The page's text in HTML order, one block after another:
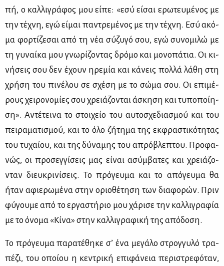
πή, ο καλ­λι­γρά­φος μου εί­πε: «εσύ εί­σαι ερω­τευ­μέ­νος με
την τέ­χνη, εγώ εί­μαι πα­ντρε­μέ­νος με την τέ­χνη. Εσύ ακό­
μα φορ­τί­ζε­σαι από τη νέα σύ­ζυ­γό σου, εγώ συ­νο­μι­λώ με
τη γυ­ναί­κα μου γνω­ρί­ζο­ντας δρό­μο και μο­νο­πά­τια. Οι κι­
νή­σεις σου δεν έχουν ηρε­μία και κά­νεις πολ­λά λά­θη στη
χρή­ση του πι­νέ­λου σε σχέ­ση με το σώ­μα σου. Οι επι­μέ­
ρους χει­ρο­νο­μί­ες σου χρειά­ζο­νται άσκη­ση και τυ­πο­ποί­η­
ση». Αντέ­τει­να το στοι­χείο του αυ­το­σχε­δια­σμού και του
πει­ρα­μα­τι­σμού, και το όλο ζή­τη­μα της εκ­φρα­στι­κό­τη­τας
του τυ­χαί­ου, και της δύ­να­μης του απρό­βλε­πτου. Προ­φα­
νώς, οι προ­σεγ­γί­σεις μας εί­ναι ασύμ­βα­τες και χρειά­ζο­
νταν διευ­κρι­νί­σεις. Το πρό­γευ­μα και το από­γευ­μα θα
ήταν αφιε­ρω­μέ­να στην οριο­θέ­τη­ση των δια­φο­ρών. Πριν
φύ­γου­με από το ερ­γα­στή­ριο μου χά­ρι­σε την καλ­λι­γρα­φία
με το όνο­μα «Κί­να» στην καλ­λι­γρα­φι­κή της από­δο­ση.
Το πρό­γευ­μα πα­ρα­τέ­θη­κε σ’ ένα με­γά­λο στρογ­γυ­λό τρα­
πέ­ζι, του οποί­ου η κε­ντρι­κή επι­φά­νεια πε­ρι­στρε­φό­ταν,